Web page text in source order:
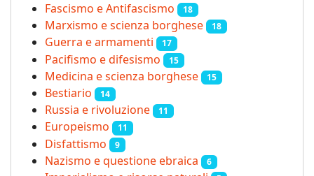
Fascismo e Antifascismo 18
Marxismo e scienza borghese 18
Guerra e armamenti 17
Pacifismo e difesismo 15
Medicina e scienza borghese 15
Bestiario 14
Russia e rivoluzione 11
Europeismo 11
Disfattismo 9
Nazismo e questione ebraica 6